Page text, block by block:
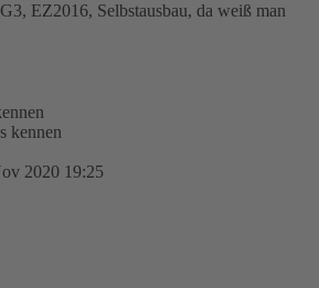
EZ2016, Selbstausbau, da weiß man
2020 19:25